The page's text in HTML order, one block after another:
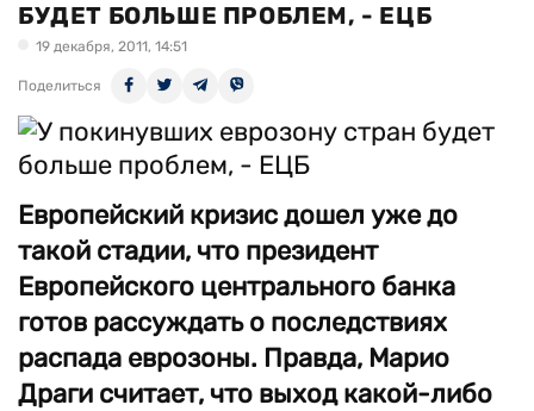
БУДЕТ БОЛЬШЕ ПРОБЛЕМ, - ЕЦБ
19 декабря, 2011, 14:51
Поделиться
Европейский кризис дошел уже до
такой стадии, что президент
Европейского центрального банка
готов рассуждать о последствиях
распада еврозоны. Правда, Марио
Драги считает, что выход какой-либо